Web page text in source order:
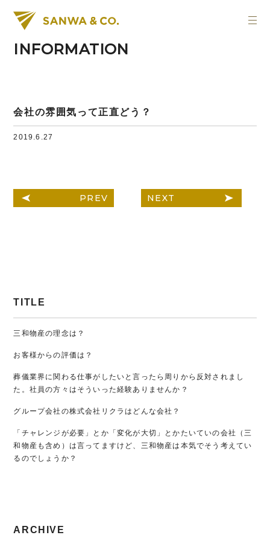
INFORMATION
会社の雰囲気って正直どう？
2019.6.27
PREV NEXT
TITLE
三和物産の理念は？
お客様からの評価は？
葬儀業界に関わる仕事がしたいと言ったら周りから反対されまし
た。社員の方々はそういった経験ありませんか？
グループ会社の株式会社リクラはどんな会社？
「チャレンジが必要」とか「変化が大切」とかたいていの会社（三
和物産も含め）は言ってますけど、三和物産は本気でそう考えてい
るのでしょうか？
ARCHIVE